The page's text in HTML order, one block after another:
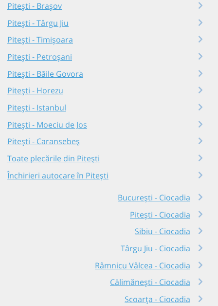
Pitești - Brașov
Pitești - Târgu Jiu
Pitești - Timișoara
Pitești - Petroșani
Pitești - Băile Govora
Pitești - Horezu
Pitești - Istanbul
Pitești - Moeciu de Jos
Pitești - Caransebeș
Toate plecările din Pitești
Închirieri autocare în Pitești
București - Ciocadia
Pitești - Ciocadia
Sibiu - Ciocadia
Târgu Jiu - Ciocadia
Râmnicu Vâlcea - Ciocadia
Călimănești - Ciocadia
Scoarța - Ciocadia